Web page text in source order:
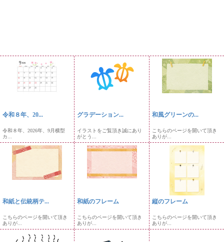
令和８年、20...
令和８年、2026年、9月横型
カ...
グラデーション...
イラストをご覧頂き誠にあり
がとう...
和風グリーンの...
こちらのページを開いて頂き
ありが...
和紙と伝統柄テ...
こちらのページを開いて頂き
ありが...
和紙のフレーム
こちらのページを開いて頂き
ありが...
縦のフレーム
こちらのページを開いて頂き
ありが...